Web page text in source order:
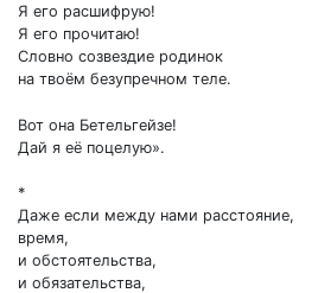
Я его расшифрую!
Я его прочитаю!
Словно созвездие родинок
на твоём безупречном теле.
Вот она Бетельгейзе!
Дай я её поцелую».
*
Даже если между нами расстояние,
время,
и обстоятельства,
и обязательства,